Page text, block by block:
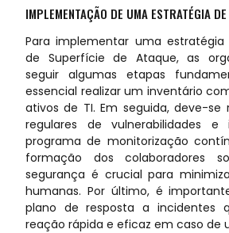
IMPLEMENTAÇÃO DE UMA ESTRATÉGIA
Para implementar uma
de Superfície de Ataque, as
seguir algumas etapas
essencial realizar um inventário
ativos de TI. Em seguida, deve-se
regulares de vulnerabilidades e
programa de monitorização
formação dos colaboradores
segurança é crucial para
humanas. Por último, é
plano de resposta a incidentes
reação rápida e eficaz em caso de